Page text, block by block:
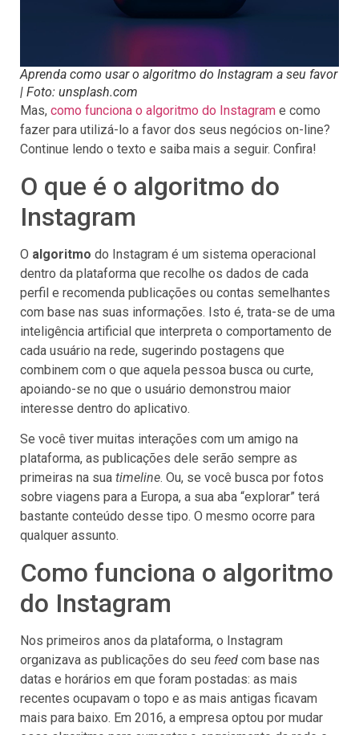
Aprenda como usar o algoritmo do Instagram a seu favor
| Foto: unsplash.com
Mas, como funciona o algoritmo do Instagram e como
fazer para utilizá-lo a favor dos seus negócios on-line?
Continue lendo o texto e saiba mais a seguir. Confira!
O que é o algoritmo do
Instagram
O algoritmo do Instagram é um sistema operacional
dentro da plataforma que recolhe os dados de cada
perfil e recomenda publicações ou contas semelhantes
com base nas suas informações. Isto é, trata-se de uma
inteligência artificial que interpreta o comportamento de
cada usuário na rede, sugerindo postagens que
combinem com o que aquela pessoa busca ou curte,
apoiando-se no que o usuário demonstrou maior
interesse dentro do aplicativo.
Se você tiver muitas interações com um amigo na
plataforma, as publicações dele serão sempre as
primeiras na sua timeline. Ou, se você busca por fotos
sobre viagens para a Europa, a sua aba “explorar” terá
bastante conteúdo desse tipo. O mesmo ocorre para
qualquer assunto.
Como funciona o algoritmo
do Instagram
Nos primeiros anos da plataforma, o Instagram
organizava as publicações do seu feed com base nas
datas e horários em que foram postadas: as mais
recentes ocupavam o topo e as mais antigas ficavam
mais para baixo. Em 2016, a empresa optou por mudar